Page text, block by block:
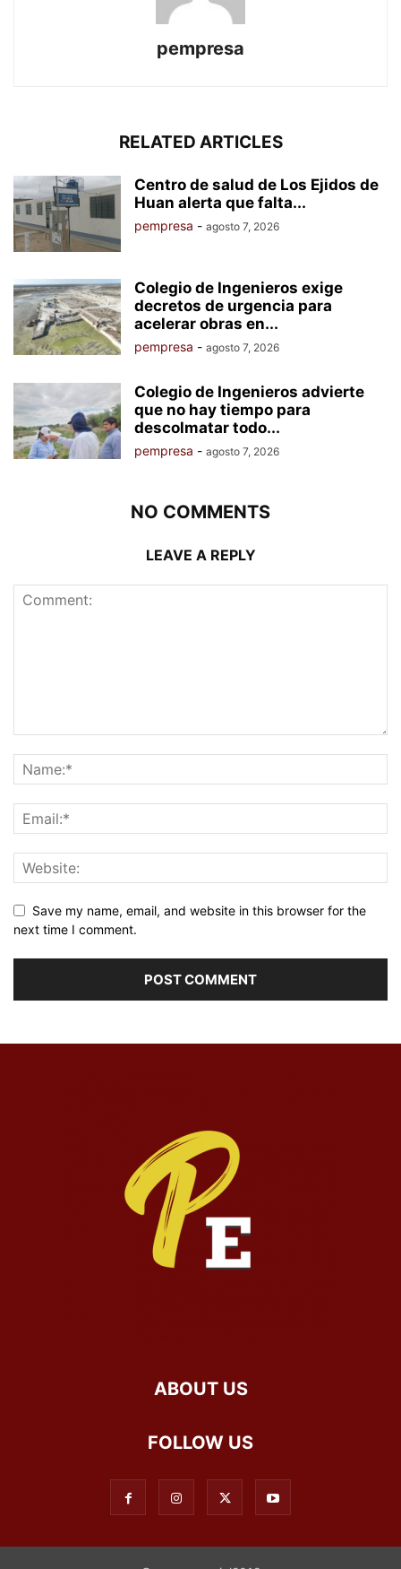
pempresa
RELATED ARTICLES
Centro de salud de Los Ejidos de
Huan alerta que falta...
pempresa - agosto 7, 2026
Colegio de Ingenieros exige
decretos de urgencia para
acelerar obras en...
pempresa - agosto 7, 2026
Colegio de Ingenieros advierte
que no hay tiempo para
descolmatar todo...
pempresa - agosto 7, 2026
NO COMMENTS
LEAVE A REPLY
Save my name, email, and website in this browser for the
next time I comment.
ABOUT US
FOLLOW US